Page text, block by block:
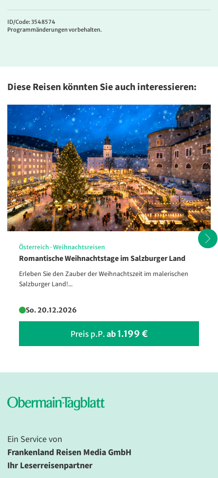
Spektakuläre Küsten bei Lagos –
ein Höhepunkt an der Algarve
© daliu - stock.adobe.com
ID/Code: 3548574
Programmänderungen vorbehalten.
Diese Reisen könnten Sie auch interessieren:
Österreich · Weihnachtsreisen
Romantische Weihnachtstage im Salzburger Land
Erleben Sie den Zauber der Weihnachtszeit im malerischen
Salzburger Land!...
So. 20.12.2026
Preis p.P. ab 1.199 €
Ein Service von
Frankenland Reisen Media GmbH
Ihr Leserreisenpartner